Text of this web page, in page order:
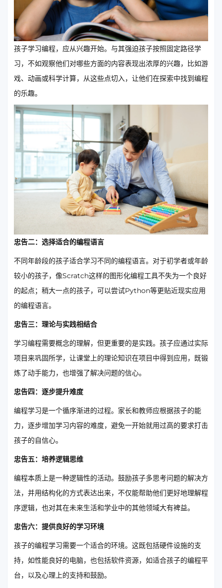
孩子学习编程，应从兴趣开始。与其强迫孩子按照固定路径学
习，不如观察他们对哪些方面的内容表现出浓厚的兴趣，比如游
戏、动画或科学计算，从这些点切入，让他们在探索中找到编程
的乐趣。
忠告二：选择适合的编程语言
不同年龄段的孩子适合学习不同的编程语言。对于初学者或年龄
较小的孩子，像Scratch这样的图形化编程工具不失为一个良好
的起点；稍大一点的孩子，可以尝试Python等更贴近现实应用
的编程语言。
忠告三：理论与实践相结合
学习编程需要概念的理解，但更重要的是实践。孩子应通过实际
项目来巩固所学，让课堂上的理论知识在项目中得到应用，既锻
炼了动手能力，也增强了解决问题的信心。
忠告四：逐步提升难度
编程学习是一个循序渐进的过程。家长和教师应根据孩子的能
力，逐步增加学习内容的难度，避免一开始就用过高的要求打击
孩子的自信心。
忠告五：培养逻辑思维
编程本质上是一种逻辑性的活动。鼓励孩子多思考问题的解决方
法，并用结构化的方式表达出来，不仅能帮助他们更好地理解程
序逻辑，也对其在未来生活和学业中的其他领域大有裨益。
忠告六：提供良好的学习环境
孩子的编程学习需要一个适合的环境。这既包括硬件设施的支
持，如性能良好的电脑，也包括软件资源，如适合孩子的编程平
台，以及心理上的支持和鼓励。